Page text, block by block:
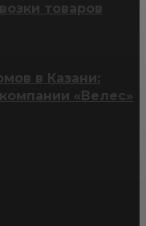
товаров
в Казани:
«Велес»